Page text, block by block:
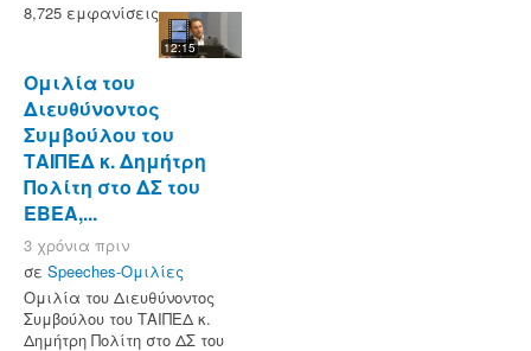
8,725 εμφανίσεις
12:15
Ομιλία του
Διευθύνοντος
Συμβούλου του
ΤΑΙΠΕΔ κ. Δημήτρη
Πολίτη στο ΔΣ του
ΕΒΕΑ,...
3 χρόνια πριν
σε Speeches-Ομιλίες
Ομιλία του Διευθύνοντος
Συμβούλου του ΤΑΙΠΕΔ κ.
Δημήτρη Πολίτη στο ΔΣ του